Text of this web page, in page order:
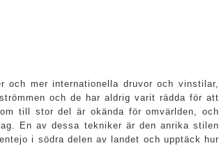
och mer internationella druvor och vinstilar,
och de har aldrig varit rädda för att
till stor del är okända för omvärlden, och
En av dessa tekniker är den anrika stilen
i södra delen av landet och upptäck hur